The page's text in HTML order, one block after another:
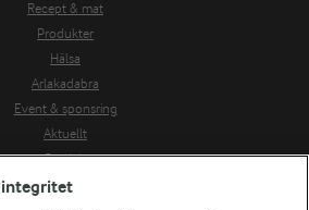
Recept & mat
Produkter
Hälsa
Arlakadabra
Event & sponsring
Aktuellt
Om Arla
Nyheter & press
integritet